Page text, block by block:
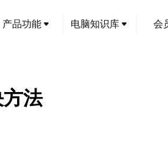
产品功能 电脑知识库 会
方法